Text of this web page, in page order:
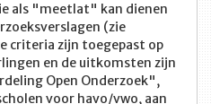
als "meetlat" kan dienen
(zie
criteria zijn toegepast op
en de uitkomsten zijn
Open Onderzoek",
voor havo/vwo, aan